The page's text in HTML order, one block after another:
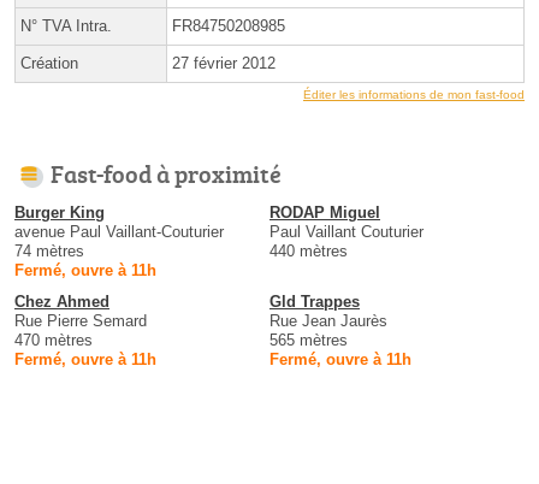
N° TVA Intra. FR84750208985
Création 27 février 2012
Éditer les informations de mon fast-food
Fast-food à proximité
Burger King
avenue Paul Vaillant-Couturier
74 mètres
Fermé, ouvre à 11h
RODAP Miguel
Paul Vaillant Couturier
440 mètres
Chez Ahmed
Rue Pierre Semard
470 mètres
Fermé, ouvre à 11h
Gld Trappes
Rue Jean Jaurès
565 mètres
Fermé, ouvre à 11h